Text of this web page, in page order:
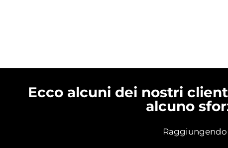
Ecco alcuni dei nostri
alcuno